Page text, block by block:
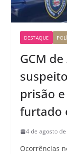
DESTAQUE
GCM
prisão
furtado
4 de agosto
Ocorrências